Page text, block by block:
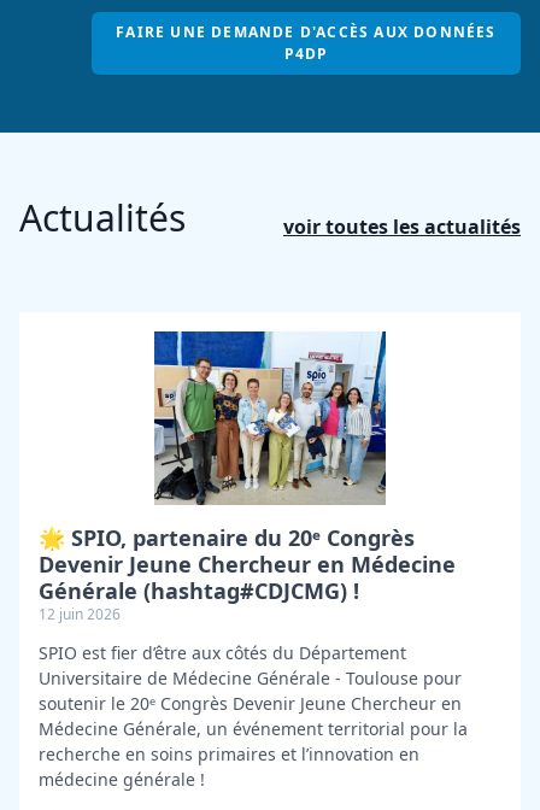
FAIRE UNE DEMANDE D'ACCÈS AUX DONNÉES
P4DP
Actualités voir toutes les actualités
🌟 SPIO, partenaire du 20ᵉ Congrès
Devenir Jeune Chercheur en Médecine
Générale (hashtag#CDJCMG) !
12 juin 2026
SPIO est fier d’être aux côtés du Département
Universitaire de Médecine Générale - Toulouse pour
soutenir le 20ᵉ Congrès Devenir Jeune Chercheur en
Médecine Générale, un événement territorial pour la
recherche en soins primaires et l’innovation en
médecine générale !